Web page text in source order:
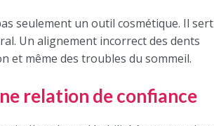
seulement un outil cosmétique. Il sert
Un alignement incorrect des dents
et même des troubles du sommeil.
relation de confiance